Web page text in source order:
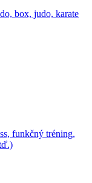
box, judo, karate
funkčný tréning,